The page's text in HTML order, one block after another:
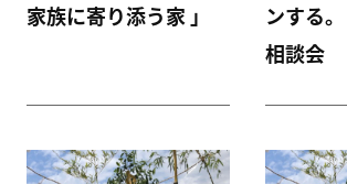
家族に寄り添う家 」
ンする
相談会